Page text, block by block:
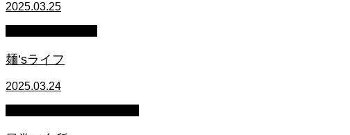
2025.03.25
麺’sライフ
2025.03.24